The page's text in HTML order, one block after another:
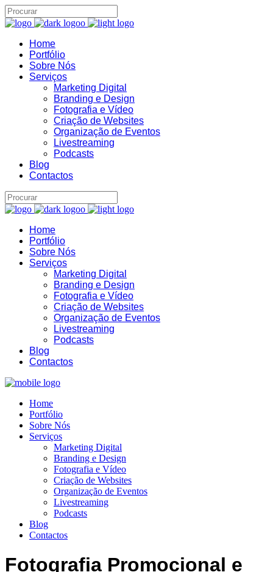
Home
Portfólio
Sobre Nós
Serviços
Marketing Digital
Branding e Design
Fotografia e Vídeo
Criação de Websites
Organização de Eventos
Livestreaming
Podcasts
Blog
Contactos
Home
Portfólio
Sobre Nós
Serviços
Marketing Digital
Branding e Design
Fotografia e Vídeo
Criação de Websites
Organização de Eventos
Livestreaming
Podcasts
Blog
Contactos
Home
Portfólio
Sobre Nós
Serviços
Marketing Digital
Branding e Design
Fotografia e Vídeo
Criação de Websites
Organização de Eventos
Livestreaming
Podcasts
Blog
Contactos
Fotografia Promocional e
B22
Assistente IA · Brand22
Online